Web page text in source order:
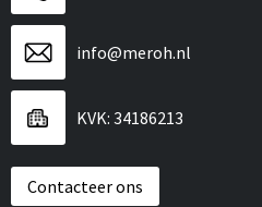
info@meroh.nl
KVK: 34186213
Contacteer ons